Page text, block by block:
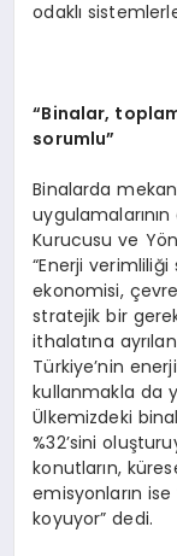
odaklı
“Binalar,
sorumlu”
Binalarda
Kurucusu ve
“Enerji
ekonomisi,
stratejik bir
ithalatına
Türkiye’nin
kullanmakla da
Ülkemizdeki
%32’sini
konutların,
emisyonların
koyuyor” dedi.